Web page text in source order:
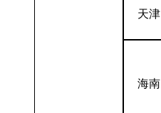
天津
海南